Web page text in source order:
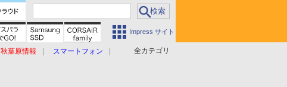
Impress サイト
全カテゴリ
秋葉原情報
スマートフォン